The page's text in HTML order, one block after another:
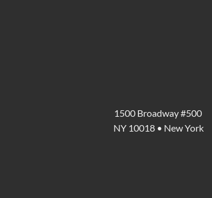
1500 Broadway #500
NY 10018 • New York